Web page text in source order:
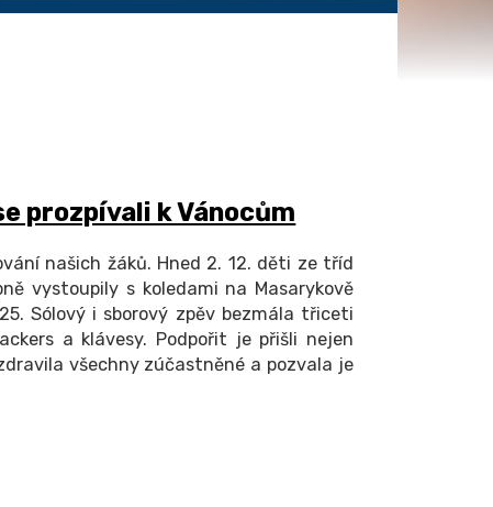
prozpívali k Vánocům
našich žáků. Hned 2. 12. děti ze tříd
vystoupily s koledami na Masarykově
Sólový i sborový zpěv bezmála třiceti
a klávesy. Podpořit je přišli nejen
všechny zúčastněné a pozvala je